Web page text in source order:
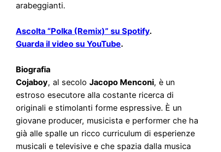
arabeggianti.
Ascolta “Polka (Remix)” su Spotify.
Guarda il video su YouTube.
Biografia
Cojaboy, al secolo Jacopo Menconi, è un
estroso esecutore alla costante ricerca di
originali e stimolanti forme espressive. È un
giovane producer, musicista e performer che ha
già alle spalle un ricco curriculum di esperienze
musicali e televisive e che spazia dalla musica